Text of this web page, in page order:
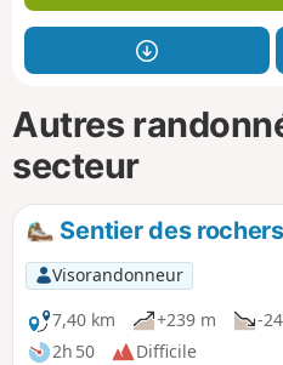
Autres
secteur
Sentier des
Visorandonneur
7,40 km
+239 m
-
2h 50
Difficile